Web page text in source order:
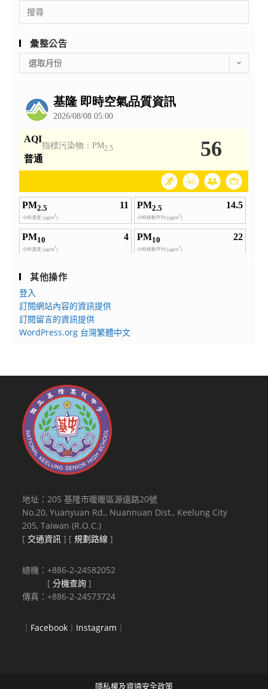
Search
for:
彙整公告
整
選取月份
其他操作
登入
訂閱網站內容的資訊提供
訂閱留言的資訊提供
WordPress.org 台灣繁體中文
地址：205 基隆市暖暖區源遠路20號
No.20, Yuanyuan Rd., Nuannuan Dist., Keelung City
205, Taiwan (R.O.C.)
[ 交通資訊 ] [規劃路線 ]
總機：+886-2-24582052
[分機查詢 ]
傳真：+886-2-24573724
｜ Facebook ｜ Instagram ｜
隱私權及資通安全政策